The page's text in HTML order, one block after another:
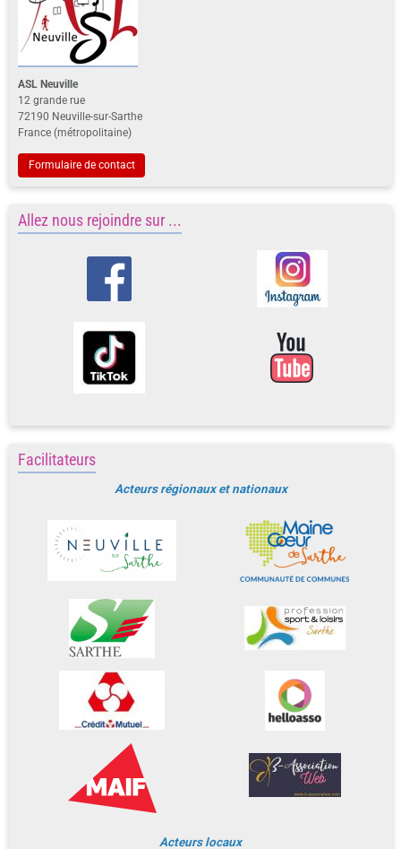
ASL Neuville
12 grande rue
72190 Neuville-sur-Sarthe
France (métropolitaine)
Formulaire de contact
Allez nous rejoindre sur ...
Facilitateurs
Acteurs régionaux et nationaux
Acteurs locaux